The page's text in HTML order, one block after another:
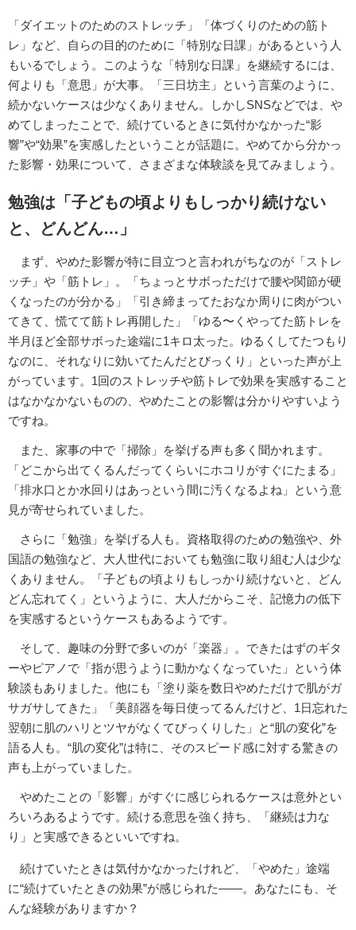
「ダイエットのためのストレッチ」「体づくりのための筋ト
レ」など、自らの目的のために「特別な日課」があるという人
もいるでしょう。このような「特別な日課」を継続するには、
何よりも「意思」が大事。「三日坊主」という言葉のように、
続かないケースは少なくありません。しかしSNSなどでは、や
めてしまったことで、続けているときに気付かなかった“影
響”や“効果”を実感したということが話題に。やめてから分かっ
た影響・効果について、さまざまな体験談を見てみましょう。
勉強は「子どもの頃よりもしっかり続けない
と、どんどん…」
まず、やめた影響が特に目立つと言われがちなのが「ストレ
ッチ」や「筋トレ」。「ちょっとサボっただけで腰や関節が硬
くなったのが分かる」「引き締まってたおなか周りに肉がつい
てきて、慌てて筋トレ再開した」「ゆる〜くやってた筋トレを
半月ほど全部サボった途端に1キロ太った。ゆるくしてたつもり
なのに、それなりに効いてたんだとびっくり」といった声が上
がっています。1回のストレッチや筋トレで効果を実感すること
はなかなかないものの、やめたことの影響は分かりやすいよう
ですね。
また、家事の中で「掃除」を挙げる声も多く聞かれます。
「どこから出てくるんだってくらいにホコリがすぐにたまる」
「排水口とか水回りはあっという間に汚くなるよね」という意
見が寄せられていました。
さらに「勉強」を挙げる人も。資格取得のための勉強や、外
国語の勉強など、大人世代においても勉強に取り組む人は少な
くありません。「子どもの頃よりもしっかり続けないと、どん
どん忘れてく」というように、大人だからこそ、記憶力の低下
を実感するというケースもあるようです。
そして、趣味の分野で多いのが「楽器」。できたはずのギタ
ーやピアノで「指が思うように動かなくなっていた」という体
験談もありました。他にも「塗り薬を数日やめただけで肌がガ
サガサしてきた」「美顔器を毎日使ってるんだけど、1日忘れた
翌朝に肌のハリとツヤがなくてびっくりした」と“肌の変化”を
語る人も。“肌の変化”は特に、そのスピード感に対する驚きの
声も上がっていました。
やめたことの「影響」がすぐに感じられるケースは意外とい
ろいろあるようです。続ける意思を強く持ち、「継続は力な
り」と実感できるといいですね。
続けていたときは気付かなかったけれど、「やめた」途端
に“続けていたときの効果”が感じられた――。あなたにも、そ
んな経験がありますか？